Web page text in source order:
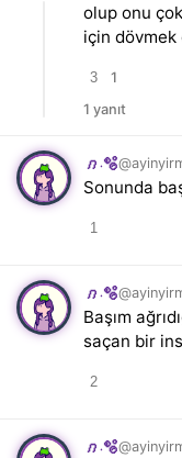
olup onu
için
3
1
1 yanıt
𝑛.🫧
Sonunda
1
𝑛.🫧
Başım
saçan bir
2
𝑛.🫧